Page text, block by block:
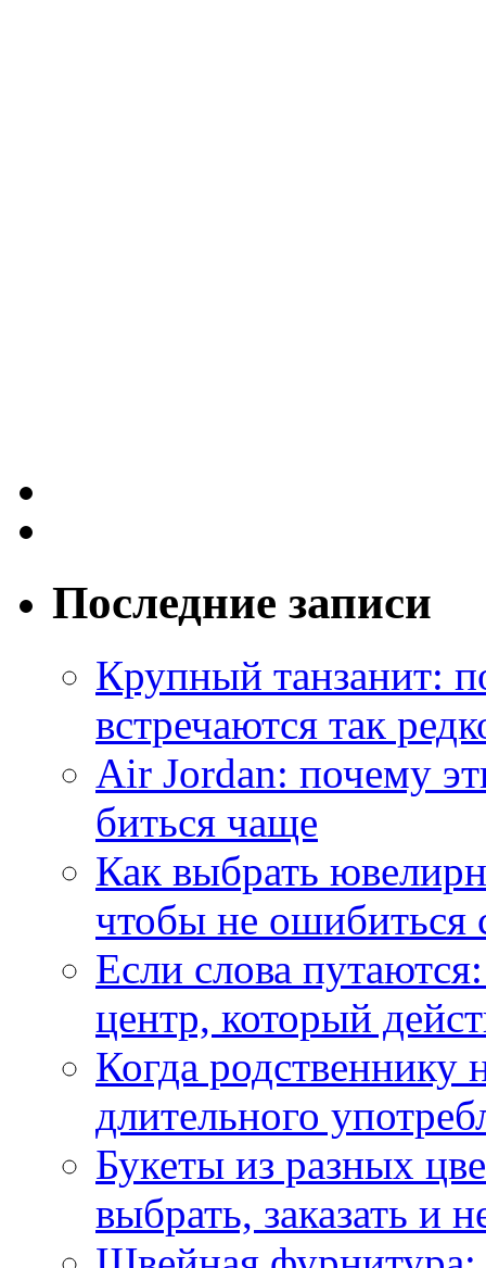
Последние записи
Крупный танзанит:
встречаются так
Air Jordan: почему
биться чаще
Как выбрать
чтобы не ошибиться
Если слова
центр, который
Когда
длительного
Букеты из разных
выбрать, заказать и